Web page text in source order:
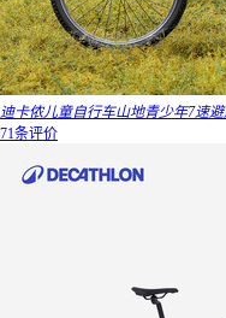
迪卡侬儿童自行车山地青少年7速
71条评价